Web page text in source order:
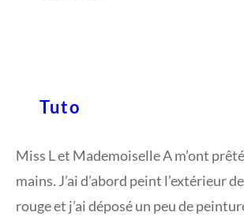
Tuto
Miss L et Mademoiselle A m’ont
mains. J’ai d’abord peint l’extérieur
rouge et j’ai déposé un peu de